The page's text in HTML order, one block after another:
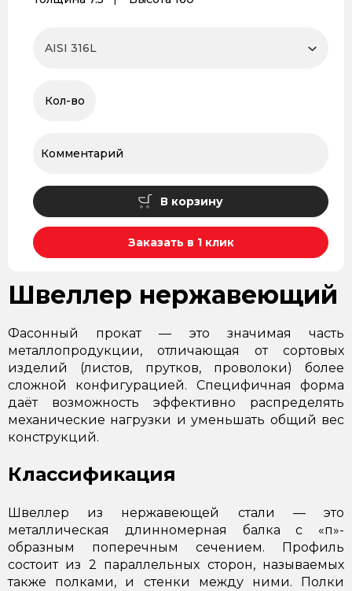
В корзину
Заказать в 1 клик
Швеллер нержавеющий
Фасонный прокат — это значимая часть
металлопродукции, отличающая от сортовых
изделий (листов, прутков, проволоки) более
сложной конфигурацией. Специфичная форма
даёт возможность эффективно распределять
механические нагрузки и уменьшать общий вес
конструкций.
Классификация
Швеллер из нержавеющей стали — это
металлическая длинномерная балка с «п»-
образным поперечным сечением. Профиль
состоит из 2 параллельных сторон, называемых
также полками, и стенки между ними. Полки